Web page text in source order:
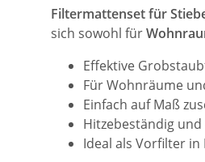
Filtermattenset für
sich sowohl für
Effektive
Für Wohnräume
Einfach auf Maß
Hitzebeständig
Ideal als Vorfilter